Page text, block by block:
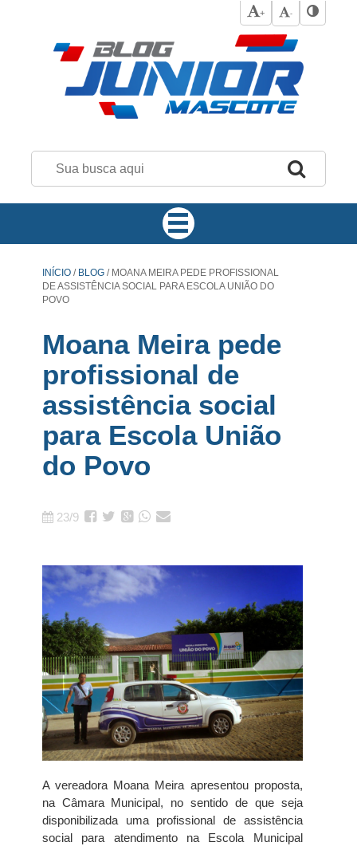
+ -
INÍCIO / BLOG /MOANA MEIRA PEDE PROFISSIONAL
DE ASSISTÊNCIA SOCIAL PARA ESCOLA UNIÃO DO
POVO
Moana Meira pede
profissional de
assistência social
para Escola União
do Povo
23/9
A vereadora Moana Meira apresentou proposta,
na Câmara Municipal, no sentido de que seja
disponibilizada uma profissional de assistência
social para atendimento na Escola Municipal